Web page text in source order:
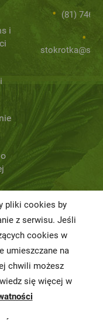
i
(81) 746
pliki cookies by
z serwisu. Jeśli
cookies w
umieszczane na
chwili możesz
się więcej w